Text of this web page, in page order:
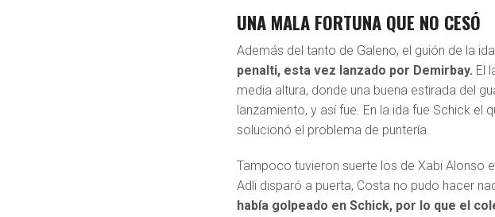
UNA MALA FORTUNA QUE NO CESÓ
Además del tanto de Galeno, el guión de la
penalti, esta vez lanzado por Demirbay. El
media altura, donde una buena estirada del
lanzamiento, y así fue. En la ida fue Schick el
solucionó el problema de puntería.
Tampoco tuvieron suerte los de Xabi Alonso
Adli disparó a puerta, Costa no pudo hacer
había golpeado en Schick, por lo que el